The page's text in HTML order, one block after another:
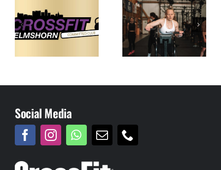
Social Media